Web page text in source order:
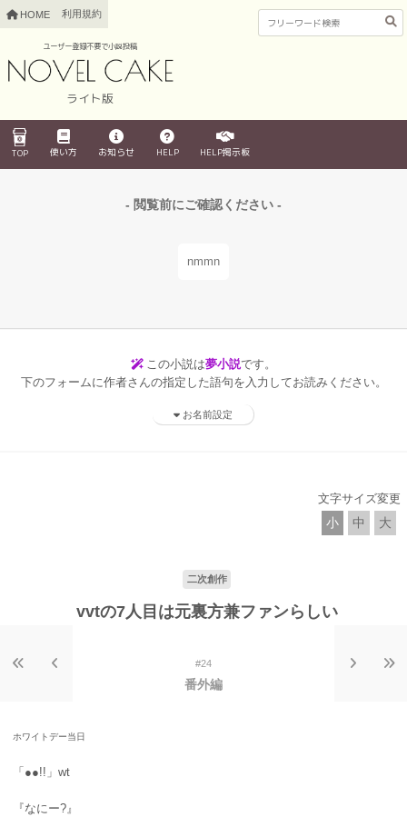
HOME 利用規約
ユーザー登録不要で小説投稿
ライト版
TOP 使い方 お知らせ HELP HELP掲示板
- 閲覧前にご確認ください -
nmmn
この小説は夢小説です。
下のフォームに作者さんの指定した語句を入力してお読みください。
お名前設定
文字サイズ変更
小 中 大
二次創作
vvtの7人目は元裏方兼ファンらしい
#24
番外編
ホワイトデー当日
「●●!!」wt
『なにー?』